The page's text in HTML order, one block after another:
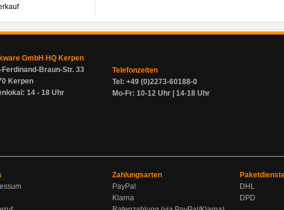
GmbH HQ Kerpen
Ferdinand-Braun-Str. 33
Kerpen
14 - 18 Uhr
Telefonzeiten
Tel: +49 (0)2273-60188-0
Mo-Fr: 10-12 Uhr | 14-18 Uhr
Zahlungsarten
PayPal
Klarna
DHL
DPD